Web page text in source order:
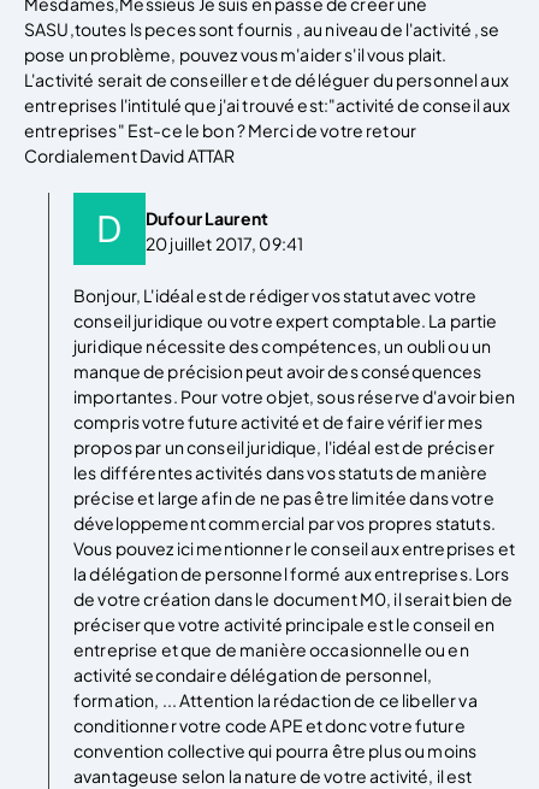
SASU,toutes ls peces sont fournis , au niveau de l'activité ,se
pose un problème, pouvez vous m'aider s'il vous plait.
L'activité serait de conseiller et de déléguer du personnel aux
entreprises l'intitulé que j'ai trouvé est:"activité de conseil aux
entreprises" Est-ce le bon ? Merci de votre retour
Cordialement David ATTAR
Dufour Laurent
20 juillet 2017, 09:41
Bonjour, L'idéal est de rédiger vos statut avec votre
conseil juridique ou votre expert comptable. La partie
juridique nécessite des compétences, un oubli ou un
manque de précision peut avoir des conséquences
importantes. Pour votre objet, sous réserve d'avoir bien
compris votre future activité et de faire vérifier mes
propos par un conseil juridique, l'idéal est de préciser
les différentes activités dans vos statuts de manière
précise et large afin de ne pas être limitée dans votre
développement commercial par vos propres statuts.
Vous pouvez ici mentionner le conseil aux entreprises et
la délégation de personnel formé aux entreprises. Lors
de votre création dans le document M0, il serait bien de
préciser que votre activité principale est le conseil en
entreprise et que de manière occasionnelle ou en
activité secondaire délégation de personnel,
formation, ... Attention la rédaction de ce libeller va
conditionner votre code APE et donc votre future
convention collective qui pourra être plus ou moins
avantageuse selon la nature de votre activité, il est